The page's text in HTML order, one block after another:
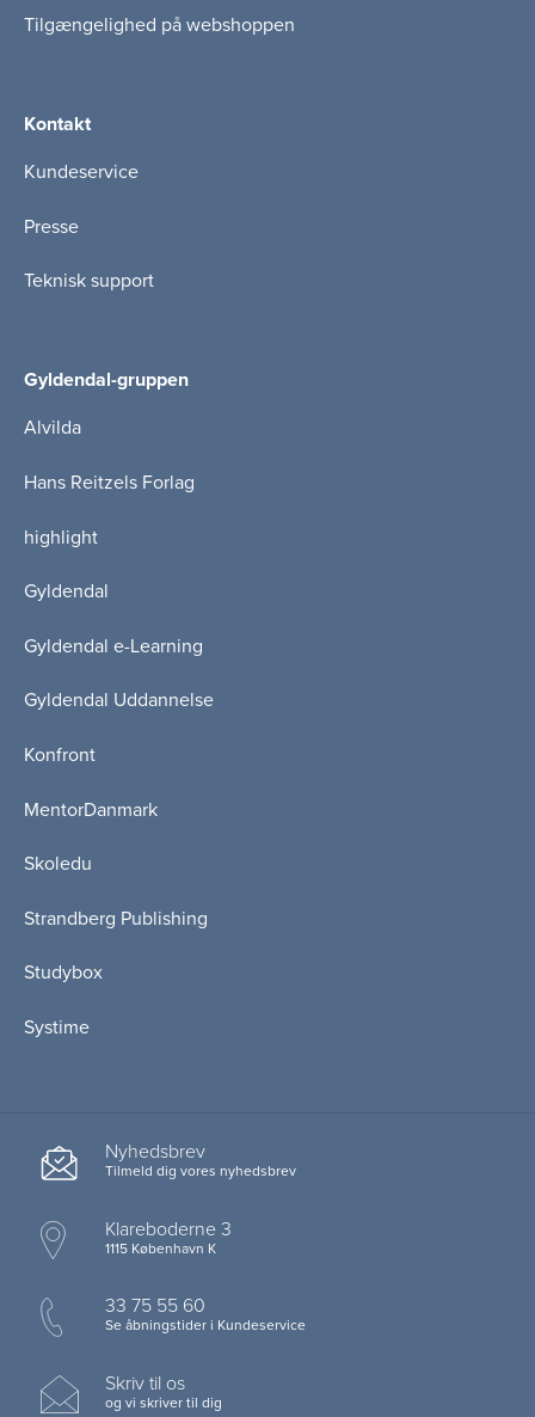
Tilgængelighed på webshoppen
Kontakt
Kundeservice
Presse
Teknisk support
Gyldendal-gruppen
Alvilda
Hans Reitzels Forlag
highlight
Gyldendal
Gyldendal e-Learning
Gyldendal Uddannelse
Konfront
MentorDanmark
Skoledu
Strandberg Publishing
Studybox
Systime
Nyhedsbrev
Tilmeld dig vores nyhedsbrev
Klareboderne 3
1115 København K
33 75 55 60
Se åbningstider i Kundeservice
Skriv til os
og vi skriver til dig